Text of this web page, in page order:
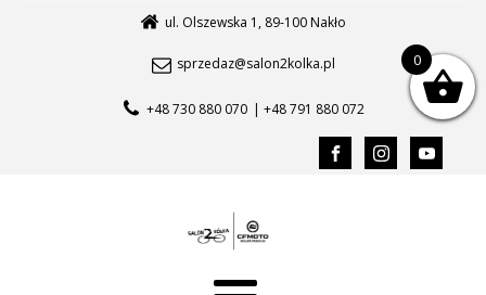
ul. Olszewska 1, 89-100 Nakło
sprzedaz@salon2kolka.pl
+48 730 880 070 | +48 791 880 072
0